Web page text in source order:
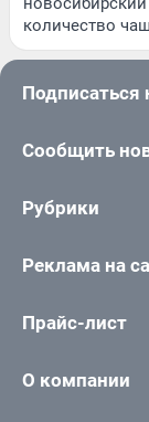
количество
Подписаться
Сообщить
Рубрики
Реклама на
Прайс-лист
О компании